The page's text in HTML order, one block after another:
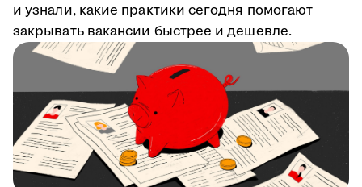
и узнали, какие практики сегодня помогают
закрывать вакансии быстрее и дешевле.